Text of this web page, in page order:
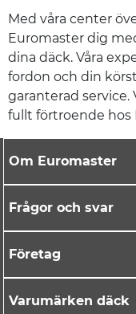
Med våra center
Euromaster dig
dina däck. Våra
fordon och din
garanterad service.
fullt förtroende hos
Om Euromaster
Frågor och svar
Företag
Varumärken däck